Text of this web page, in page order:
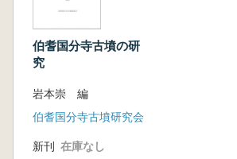
伯耆国分寺古墳の研
究
岩本崇 編
伯耆国分寺古墳研究会
新刊 在庫なし